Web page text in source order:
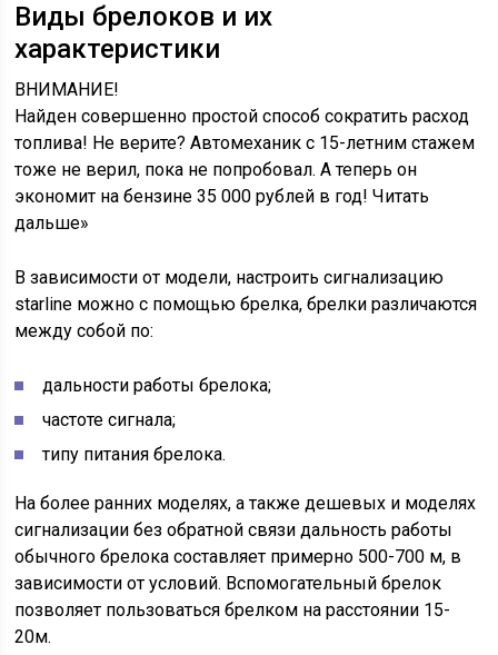
Виды брелоков и их
характеристики
ВНИМАНИЕ!
Найден совершенно простой способ сократить расход
топлива! Не верите? Автомеханик с 15-летним стажем
тоже не верил, пока не попробовал. А теперь он
экономит на бензине 35 000 рублей в год! Читать
дальше»
В зависимости от модели, настроить сигнализацию
starline можно с помощью брелка, брелки различаются
между собой по:
дальности работы брелока;
частоте сигнала;
типу питания брелока.
На более ранних моделях, а также дешевых и моделях
сигнализации без обратной связи дальность работы
обычного брелока составляет примерно 500-700 м, в
зависимости от условий. Вспомогательный брелок
позволяет пользоваться брелком на расстоянии 15-
20м.